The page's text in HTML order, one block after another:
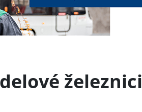
železnici